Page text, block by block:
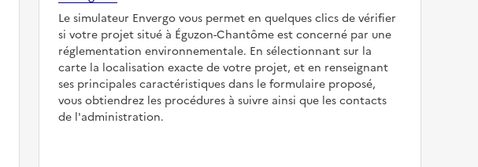
Le simulateur Envergo vous permet en quelques clics de vérifier
si votre projet situé à Éguzon-Chantôme est concerné par une
réglementation environnementale. En sélectionnant sur la
carte la localisation exacte de votre projet, et en renseignant
ses principales caractéristiques dans le formulaire proposé,
vous obtiendrez les procédures à suivre ainsi que les contacts
de l'administration.